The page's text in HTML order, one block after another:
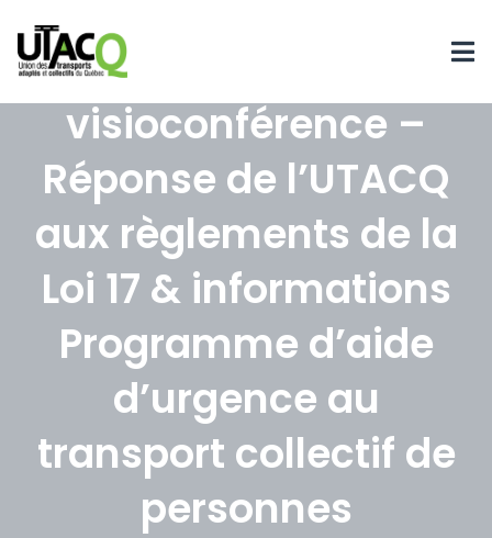
Rencontre par
visioconférence –
Réponse de l’UTACQ
aux règlements de la
Loi 17 & informations
Programme d’aide
d’urgence au
transport collectif de
personnes